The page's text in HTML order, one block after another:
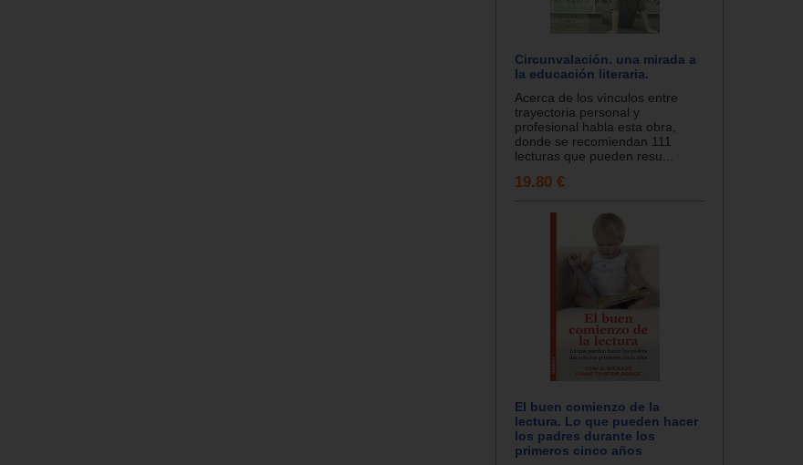
Circunvalación. una mirada a
la educación literaria.
Acerca de los vínculos entre
trayectoria personal y
profesional habla esta obra,
donde se recomiendan 111
lecturas que pueden resu...
19.80 €
El buen comienzo de la
lectura. Lo que pueden hacer
los padres durante los
primeros cinco años